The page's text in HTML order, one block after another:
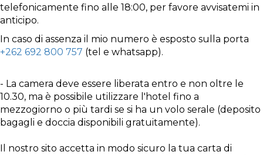
telefonicamente fino alle 18:00, per favore avvisatemi in
anticipo.
In caso di assenza il mio numero è esposto sulla porta
+262 692 800 757 (tel e whatsapp).
- La camera deve essere liberata entro e non oltre le
10.30, ma è possibile utilizzare l'hotel fino a
mezzogiorno o più tardi se si ha un volo serale (deposito
bagagli e doccia disponibili gratuitamente).
Il nostro sito accetta in modo sicuro la tua carta di